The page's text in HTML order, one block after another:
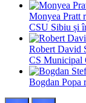
Monyea Pratt
CSU Sibiu și
Robert David
CS Municipal
Bogdan Popa